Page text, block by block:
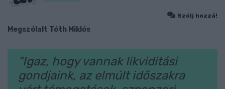
Szólj hozzá!
Megszólalt Tóth Miklós
"Igaz, hogy vannak likviditási
gondjaink, az elmúlt időszakra